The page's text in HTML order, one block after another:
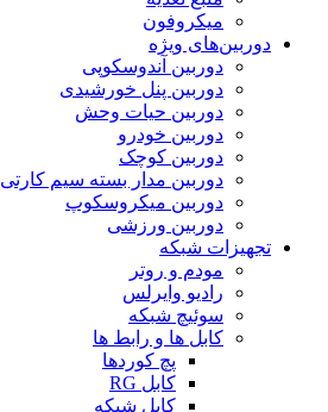
میکروفون
دوربین‌های ویژه
دوربین آندوسکوپی
دوربین پنل خورشیدی
دوربین حیات وحش
دوربین خودرو
دوربین کوچک
دوربین مدار بسته سیم کارتی
دوربین میکروسکوپ
دوربین ورزشی
تجهیزات شبکه
مودم و روتر
رادیو وایرلس
سوئیچ شبکه
کابل ها و رابط ها
پچ کوردها
کابل RG
کابل شبکه